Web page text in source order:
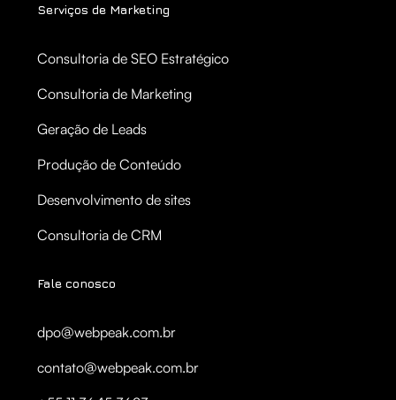
Serviços de Marketing
Consultoria de SEO Estratégico
Consultoria de Marketing
Geração de Leads
Produção de Conteúdo
Desenvolvimento de sites
Consultoria de CRM
Fale conosco
dpo@webpeak.com.br
contato@webpeak.com.br